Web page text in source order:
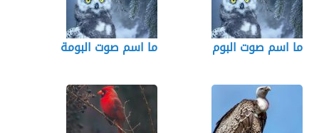
ما اسم صوت البوم ما اسم صوت البومة